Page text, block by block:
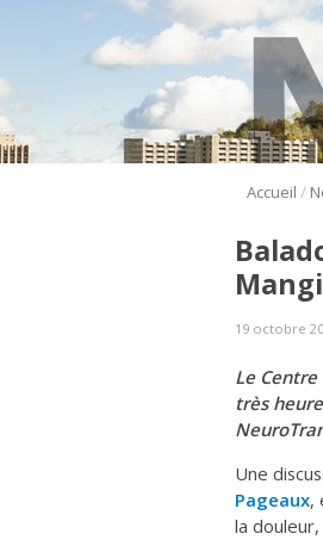
Accueil /
19 octobre
Le
très
Une
Pageaux,
la